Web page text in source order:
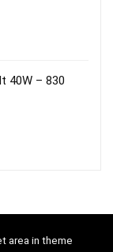
40W – 830
area in theme